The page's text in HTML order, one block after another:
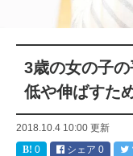
3歳の女の子
低や伸ばすた
2018.10.4 10:00 更新
0
シェア 0